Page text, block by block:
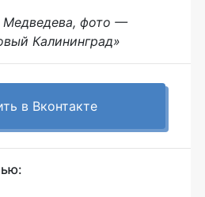
Медведева, фото —
Калининград»
в Вконтакте